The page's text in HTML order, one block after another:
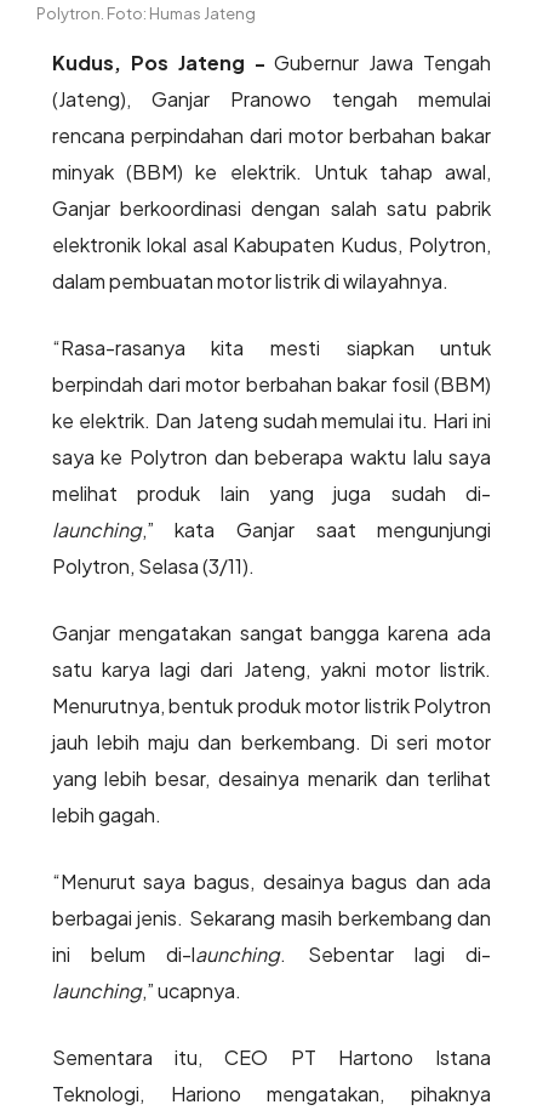
Polytron. Foto: Humas Jateng
Kudus, Pos Jateng - Gubernur Jawa Tengah
(Jateng), Ganjar Pranowo tengah memulai
rencana perpindahan dari motor berbahan bakar
minyak (BBM) ke elektrik. Untuk tahap awal,
Ganjar berkoordinasi dengan salah satu pabrik
elektronik lokal asal Kabupaten Kudus, Polytron,
dalam pembuatan motor listrik di wilayahnya.
“Rasa-rasanya kita mesti siapkan untuk
berpindah dari motor berbahan bakar fosil (BBM)
ke elektrik. Dan Jateng sudah memulai itu. Hari ini
saya ke Polytron dan beberapa waktu lalu saya
melihat produk lain yang juga sudah di-
launching,” kata Ganjar saat mengunjungi
Polytron, Selasa (3/11).
Ganjar mengatakan sangat bangga karena ada
satu karya lagi dari Jateng, yakni motor listrik.
Menurutnya, bentuk produk motor listrik Polytron
jauh lebih maju dan berkembang. Di seri motor
yang lebih besar, desainya menarik dan terlihat
lebih gagah.
“Menurut saya bagus, desainya bagus dan ada
berbagai jenis. Sekarang masih berkembang dan
ini belum di-launching. Sebentar lagi di-
launching,” ucapnya.
Sementara itu, CEO PT Hartono Istana
Teknologi, Hariono mengatakan, pihaknya